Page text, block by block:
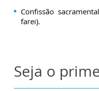
Confissão
farei).
Seja o